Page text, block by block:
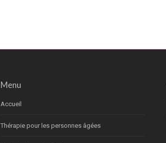
Menu
Accueil
Thérapie pour les personnes âgées